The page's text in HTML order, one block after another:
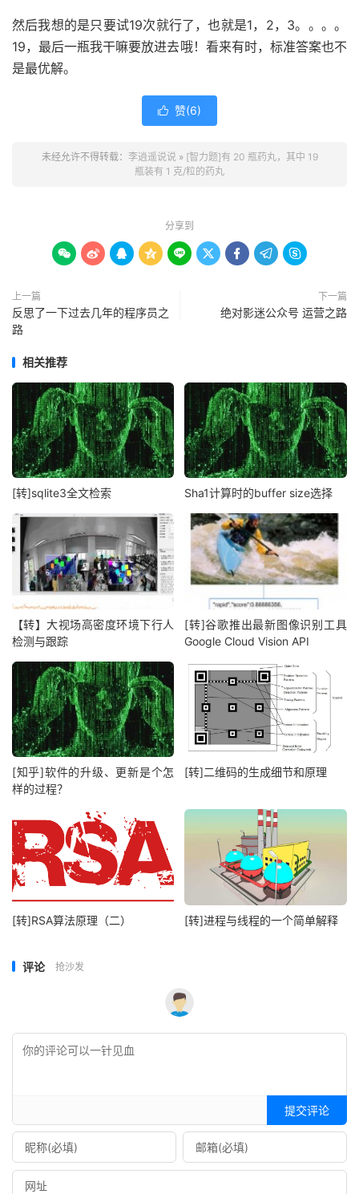
然后我想的是只要试19次就行了，也就是1，2，3。。。。
19，最后一瓶我干嘛要放进去哦！看来有时，标准答案也不
是最优解。
 赞(6)
未经允许不得转载： 李逍遥说说» [智力题]有 20 瓶药丸，其中 19
瓶装有 1 克/粒的药丸
分享到
        
上一篇
反思了一下过去几年的程序员之
路
下一篇
绝对影迷公众号 运营之路
相关推荐
[转]sqlite3全文检索 Sha1计算时的buffer size选择
【转】大视场高密度环境下行人
检测与跟踪
[转]谷歌推出最新图像识别工具
Google Cloud Vision API
[知乎]软件的升级、更新是个怎
样的过程？
[转]二维码的生成细节和原理
[转]RSA算法原理（二） [转]进程与线程的一个简单解释
评论 抢沙发
提交评论